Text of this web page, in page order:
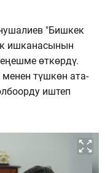
"Бишкек
ишканасынын
өткөрдү.
түшкөн ата-
иштеп